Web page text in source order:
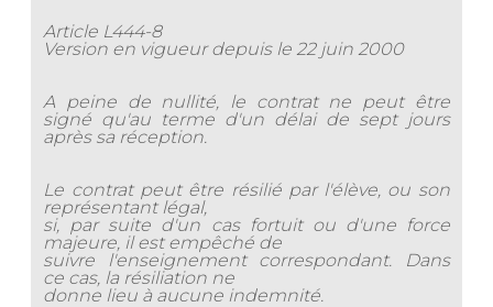
Article L444-8
Version en vigueur depuis le 22 juin 2000
A peine de nullité, le contrat ne peut être
signé qu'au terme d'un délai de sept jours
après sa réception.
Le contrat peut être résilié par l'élève, ou son
représentant légal,
si, par suite d'un cas fortuit ou d'une force
majeure, il est empêché de
suivre l'enseignement correspondant. Dans
ce cas, la résiliation ne
donne lieu à aucune indemnité.